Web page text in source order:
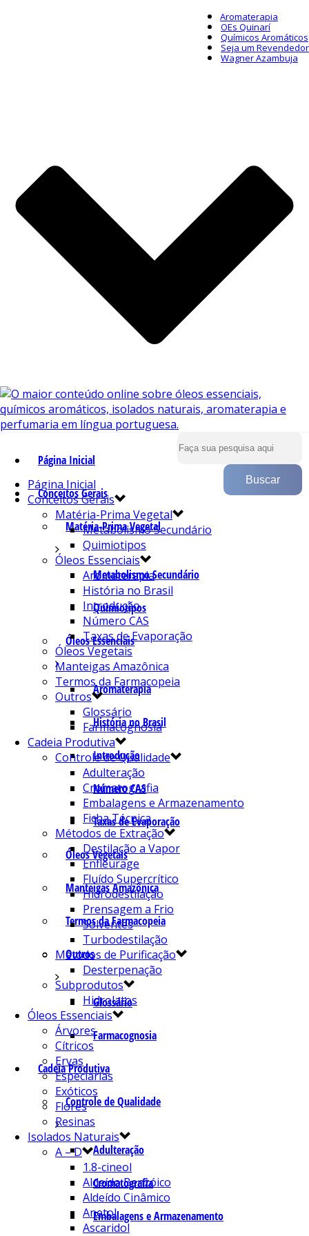
Aromaterapia
OEs Quinarí
Químicos Aromáticos
Seja um Revendedor
Wagner Azambuja
Página Inicial
Conceitos Gerais
Matéria-Prima Vegetal
Metabolismo Secundário
Quimiotipos
Óleos Essenciais
Aromaterapia
História no Brasil
Introdução
Número CAS
Taxas de Evaporação
Óleos Vegetais
Manteigas Amazônica
Termos da Farmacopeia
Outros
Glossário
Farmacognosia
Cadeia Produtiva
Controle de Qualidade
Adulteração
Cromatografia
Embalagens e Armazenamento
Página Inicial
Conceitos Gerais
Matéria-Prima Vegetal
Metabolismo Secundário
Quimiotipos
Óleos Essenciais
Aromaterapia
História no Brasil
Introdução
Número CAS
Taxas de Evaporação
Óleos Vegetais
Manteigas Amazônica
Termos da Farmacopeia
Outros
Glossário
Farmacognosia
Cadeia Produtiva
Controle de Qualidade
Adulteração
Cromatografia
Embalagens e Armazenamento
Ficha Técnica
Métodos de Extração
Destilação a Vapor
Enfleurage
Fluído Supercrítico
Hidrodestilação
Prensagem a Frio
Solventes
Turbodestilação
Métodos de Purificação
Desterpenação
Subprodutos
Hidrolatos
Óleos Essenciais
Árvores
Cítricos
Ervas
Especiarias
Exóticos
Flores
Resinas
Isolados Naturais
A – D
1.8-cineol
Aldeído Benzóico
Aldeído Cinâmico
Anetol
Ascaridol